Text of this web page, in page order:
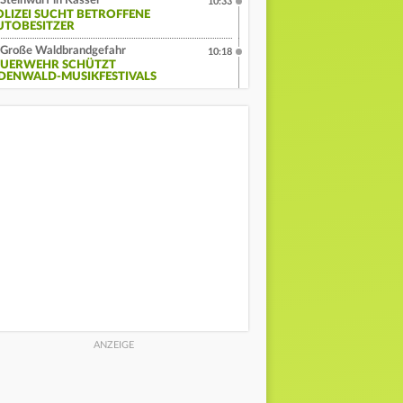
SUCHT BETROFFENE
Große Waldbrandgefahr
SCHÜTZT
MUSIKFESTIVALS
10:18